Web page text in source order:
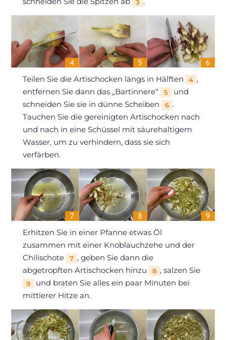
3
Teilen Sie die Artischocken längs in Hälften 4 ,
entfernen Sie dann das „Bartinnere“
5
und
schneiden Sie sie in dünne Scheiben
6 .
Tauchen Sie die gereinigten Artischocken nach
und nach in eine Schüssel mit säurehaltigem
Wasser, um zu verhindern, dass sie sich
verfärben.
Erhitzen Sie in einer Pfanne etwas Öl
zusammen mit einer Knoblauchzehe und der
Chilischote
7 , geben Sie dann die
abgetropften Artischocken hinzu
8 , salzen Sie
9
und braten Sie alles ein paar Minuten bei
mittlerer Hitze an.